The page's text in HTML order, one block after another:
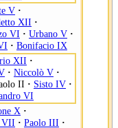
V ·
XII ·
VI · Urbano V ·
· Bonifacio IX
XII ·
· Niccolò V ·
II · Sisto IV ·
VI
X ·
VII · Paolo III ·